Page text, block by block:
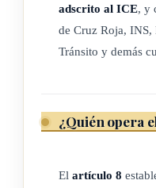
organización y actividad
en los actos que el
adscrito al ICE, y
de Cruz Roja, INS,
Tránsito y demás
¿Quién opera
El artículo 8